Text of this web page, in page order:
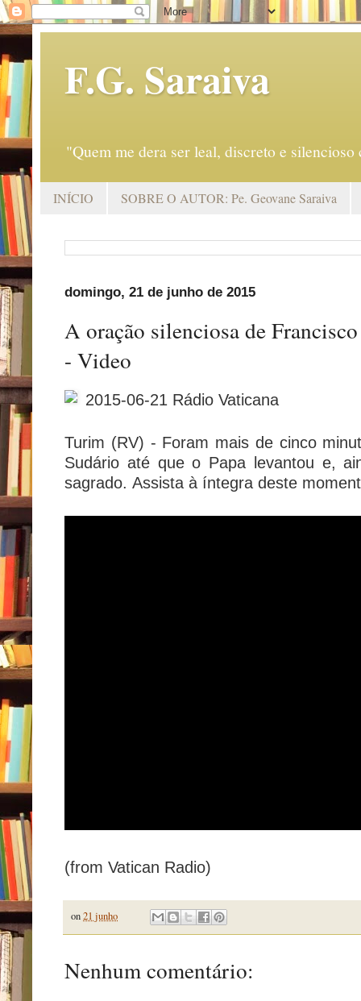
F.G. Saraiva
"Quem me dera ser leal, discreto e
INÍCIO SOBRE O AUTOR: Pe. Geovane Saraiva
domingo, 21 de junho de 2015
A oração silenciosa de
- Video
2015-06-21 Rádio Vaticana
Turim (RV) - Foram mais de cinco
Sudário até que o Papa levantou e,
sagrado. Assista à íntegra deste
(from Vatican Radio)
on21 junho
Nenhum comentário: